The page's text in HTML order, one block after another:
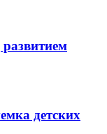
детских